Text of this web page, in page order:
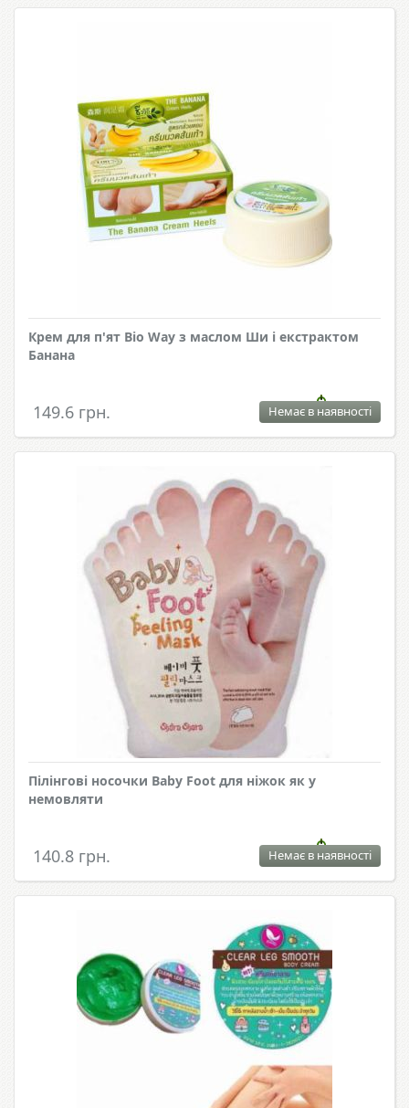
Крем для п'ят Bio Way з маслом Ши і екстрактом
Банана
149.6 грн. Немає в наявності
Пілінгові носочки Baby Foot для ніжок як у
немовляти
140.8 грн. Немає в наявності